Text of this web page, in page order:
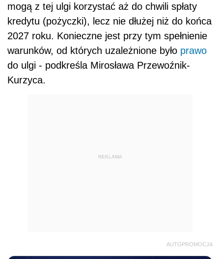
mogą z tej ulgi korzystać aż do chwili spłaty
kredytu (pożyczki), lecz nie dłużej niż do końca
2027 roku. Konieczne jest przy tym spełnienie
warunków, od których uzależnione było prawo
do ulgi - podkreśla Mirosława Przewoźnik-
Kurzyca.
REKLAMA
AUTOPROMOCJA